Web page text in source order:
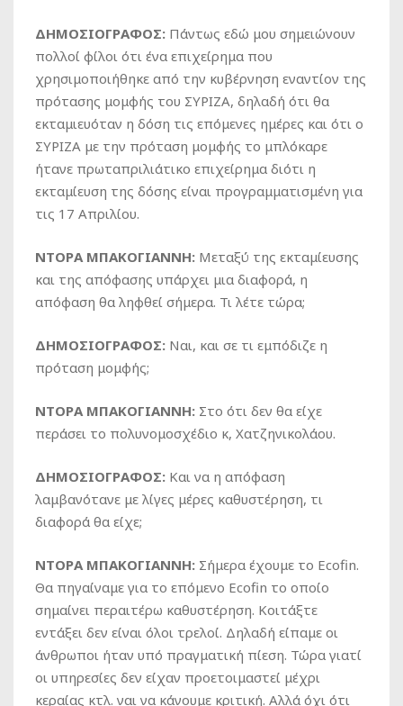
ΔΗΜΟΣΙΟΓΡΑΦΟΣ: Πάντως εδώ μου σημειώνουν
πολλοί φίλοι ότι ένα επιχείρημα που
χρησιμοποιήθηκε από την κυβέρνηση εναντίον της
πρότασης μομφής του ΣΥΡΙΖΑ, δηλαδή ότι θα
εκταμιευόταν η δόση τις επόμενες ημέρες και ότι ο
ΣΥΡΙΖΑ με την πρόταση μομφής το μπλόκαρε
ήτανε πρωταπριλιάτικο επιχείρημα διότι η
εκταμίευση της δόσης είναι προγραμματισμένη για
τις 17 Απριλίου.
ΝΤΟΡΑ ΜΠΑΚΟΓΙΑΝΝΗ: Μεταξύ της εκταμίευσης
και της απόφασης υπάρχει μια διαφορά, η
απόφαση θα ληφθεί σήμερα. Τι λέτε τώρα;
ΔΗΜΟΣΙΟΓΡΑΦΟΣ: Ναι, και σε τι εμπόδιζε η
πρόταση μομφής;
ΝΤΟΡΑ ΜΠΑΚΟΓΙΑΝΝΗ: Στο ότι δεν θα είχε
περάσει το πολυνομοσχέδιο κ, Χατζηνικολάου.
ΔΗΜΟΣΙΟΓΡΑΦΟΣ: Και να η απόφαση
λαμβανότανε με λίγες μέρες καθυστέρηση, τι
διαφορά θα είχε;
ΝΤΟΡΑ ΜΠΑΚΟΓΙΑΝΝΗ: Σήμερα έχουμε το Ecofin.
Θα πηγαίναμε για το επόμενο Ecofin το οποίο
σημαίνει περαιτέρω καθυστέρηση. Κοιτάξτε
εντάξει δεν είναι όλοι τρελοί. Δηλαδή είπαμε οι
άνθρωποι ήταν υπό πραγματική πίεση. Τώρα γιατί
οι υπηρεσίες δεν είχαν προετοιμαστεί μέχρι
κεραίας κτλ. ναι να κάνουμε κριτική. Αλλά όχι ότι